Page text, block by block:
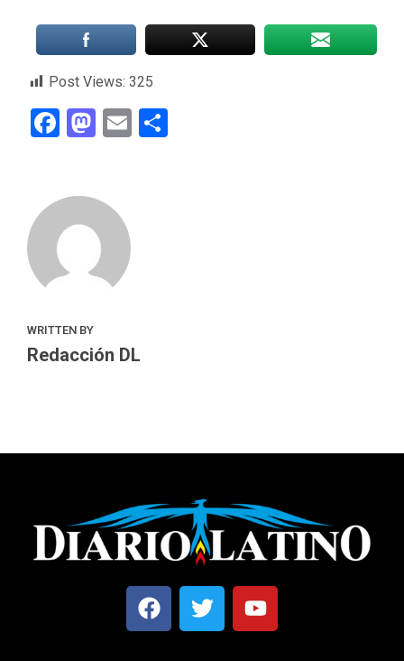
Post Views: 325
Facebook
Mastodon
Email
WRITTEN BY
Redacción DL